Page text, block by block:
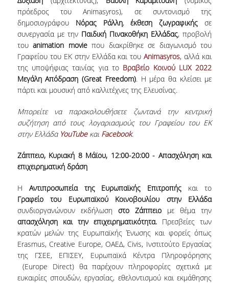
ΣΠΟΥΔΩΝ
ΚΑΤΕΥΘΥΝΣΕΙΣ ΣΠΟΥΔΩΝ & ΔΗΛΩΣΕΙΣ
ΜΑΘΗΜΑΤΩΝ
ΜΑΘΗΜΑΤΑ ΕΠΙΛΟΓΗΣ ΑΠΟ ΑΛΛΑ
ΤΜΗΜΑΤΑ
ΣΥΣΤΗΜΑ ΔΙΔΑΣΚΑΛΙΑΣ ΚΑΙ ΕΞΕΤΑΣΕΩΝ
ΥΠΟΣΤΗΡΙΞΗ ΣΠΟΥΔΩΝ
ΔΙΠΛΩΜΑΤΙΚΗ ΕΡΓΑΣΙΑ
ΓΕΝΙΚΕΣ ΠΛΗΡΟΦΟΡΙΕΣ
ΣΤΟ ΜΑΘΗΜΑ «ΣΕΜΙΝΑΡΙΟ ΚΑΙ
ΔΙΠΛΩΜΑΤΙΚΗ ΕΡΓΑΣΙΑ»
ΥΠΟΔΕΙΓΜΑΤΑ ΣΥΓΓΡΑΦΗΣ
ΔΙΠΛΩΜΑΤΙΚΩΝ ΕΡΓΑΣΙΩΝ
ΣΕΜΙΝΑΡΙΑ ΒΙΒΛΙΟΘΗΚΗΣ ΟΠΑ
ΓΙΑ ΤΗ ΔΙΠΛΩΜΑΤΙΚΗ ΕΡΓΑΣΙΑ
ΣΤΟ ΔΕΟΣ
πρόεδρος του Animasyros), σε συντονισμό της
δημοσιογράφουΝόρας Ράλλη, έκθεση ζωγραφικής σε
συνεργασία με την Παιδική Πινακοθήκη Ελλάδας, προβολή
τουanimation movieπου διακρίθηκε σε διαγωνισμό του
Γραφείου του ΕΚ στην Ελλάδα και τουAnimasyros, αλλά και
της υποψήφιας ταινίας για το Βραβείο Κοινού LUX 2022
Μεγάλη Απόδραση (Great Freedom). Η μέρα θα κλείσει με
πάρτι και μουσική από καλλιτέχνες της Ελευσίνας.
Μπορείτε να παρακολουθήσετε ζωντανά την κεντρική
συζήτηση από τους λογαριασμούς του Γραφείου του ΕΚ
στην Ελλάδα YouTubeκαι Facebook.
Ζάππειο, Κυριακή 8 Μάϊου, 12:00-20:00 - Απασχόληση και
επιχειρηματική δράση
Η Αντιπροσωπεία της Ευρωπαϊκής Επιτροπής και το
Γραφείο του Ευρωπαϊκού Κοινοβουλίου στην Ελλάδα
συνδιοργανώνουν εκδήλωση στο Ζάππειο με θέμα την
απασχόληση και την επιχειρηματικότητα. Πρεσβείες των
κρατών μελών της Ευρωπαϊκής Ένωσης και φορείς όπως
Erasmus, Creative Europe, OΑΕΔ, Civis, Ινστιτούτο Εργασίας
της ΓΣΕΕ, ΕΠΙΣΕΥ, Ευρωπαϊκά Κέντρα Πληροφόρησης
(Europe Direct) θα παρέχουν πληροφορίες σχετικά με
ευκαιρίες σπουδών, εργασίας, εθελοντισμού και εκμάθησης